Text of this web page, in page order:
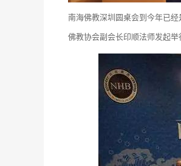
南海佛教深圳圆桌会到今年已
佛教协会副会长印顺法师发起举